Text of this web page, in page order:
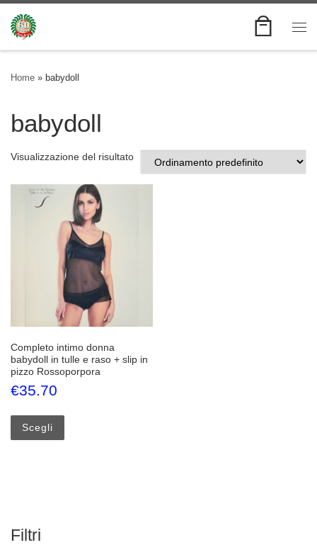
Skip to content
Home » babydoll
babydoll
Visualizzazione del risultato
Completo intimo donna
babydoll in tulle e raso + slip in
pizzo Rossoporpora
€35.70
Scegli
Filtri